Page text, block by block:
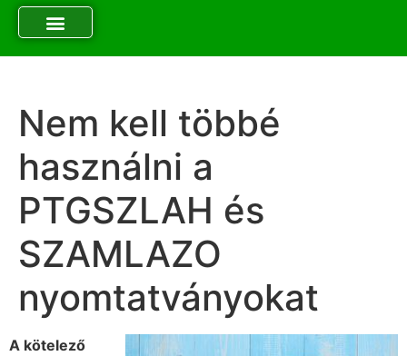
Nem kell többé
használni a
PTGSZLAH és
SZAMLAZO
nyomtatványokat
A kötelező